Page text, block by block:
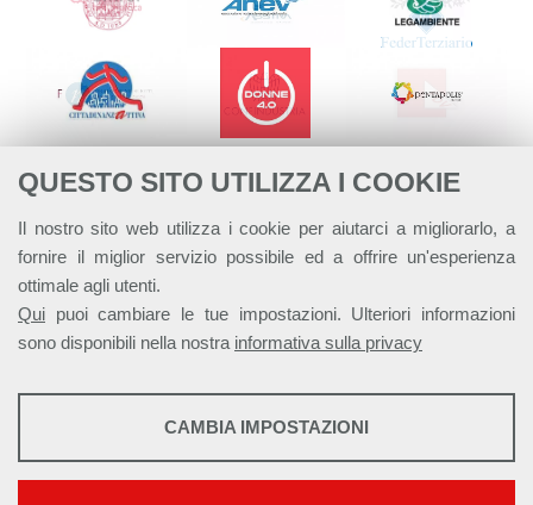
QUESTO SITO UTILIZZA I COOKIE
Il nostro sito web utilizza i cookie per aiutarci a migliorarlo, a
fornire il miglior servizio possibile ed a offrire un'esperienza
ottimale agli utenti.
Qui puoi cambiare le tue impostazioni. Ulteriori informazioni
sono disponibili nella nostra informativa sulla privacy
STATISTICHE
CAMBIA IMPOSTAZIONI
Alleanza Italiana per lo Sviluppo Sostenibile - ASviS